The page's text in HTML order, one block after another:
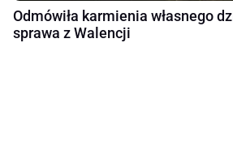
Odmówiła karmienia własnego
sprawa z Walencji